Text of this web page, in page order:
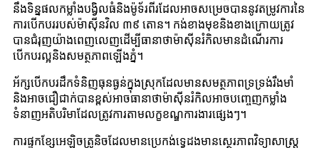
នឹងទិន្នផលកម្លាំងបង្វិលធំនិងម៉ូទ័រពីរដែលអាចសម្រេចបាននូវតម្រូវការនៃ
ការបើកបររបស់ម៉ាស៊ីនវិល ៣៩ តោន។ កង់ខាងមុខនិងខាងក្រោយត្រូវ
បានជំរុញយ៉ាងពេញលេញដើម្បីធានាថាម៉ាស៊ីនរំកិលមានដំណើរការ
បើកបរល្អនិងសមត្ថភាពឡើងភ្នំ។
អ័ក្សបើកបរដឹកទំនិញធុនធ្ងន់ក្នុងស្រុកដែលមានសមត្ថភាពទ្រទ្រង់រឹងមាំ
និងអាចជឿជាក់បានខ្ពស់អាចធានាថាម៉ាស៊ីនរំកិលអាចបញ្ចេញកម្លាំង
ទំនាញអតិបរិមាដែលត្រូវការតាមលក្ខខណ្ឌការងារផ្សេងៗ។
ការផ្ទុកខ្សែអេឡិចត្រូនិចដែលមានប្រេកង់ទ្វេដងមានស្ថេរភាពវិទ្យាសាស្ត្រ